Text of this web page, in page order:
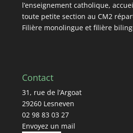
l’enseignement catholique,
toute petite section au CM2
Filière monolingue et filière
Contact
31, rue de l’Argoat
29260 Lesneven
02 98 83 03 27
Envoyez un mail